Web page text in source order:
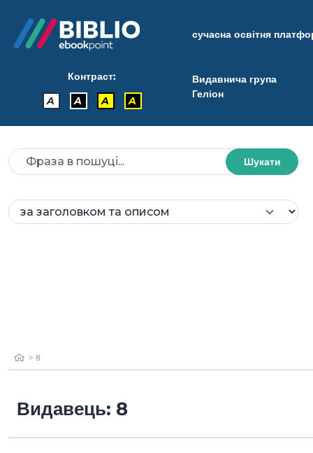
сучасна освітня
Контраст:
A
A A A
Видавнича група
Геліон
Шукати
8
Видавець: 8